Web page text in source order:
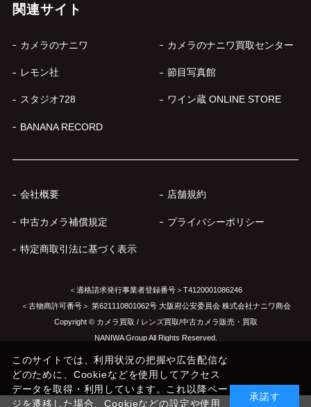
関連サイト
カメラのナニワ カメラのナニワ買取センター
レモン社 節目写真館
スタジオ728 ワイン蔵 ONLINE STORE
BANANA RECORD
会社概要 店舗規約
中古カメラ補償規定 プライバシーポリシー
特定商取引法に基づく表示
＜適格請求発行事業者登録番号＞T4120001086246
＜古物商許可番号＞ 第621110801062号 大阪府公安委員会 株式会社ナニワ商会
Copyright © カメラ買取 / レンズ買取/中古カメラ販売・買取
NANIWA Group All Rights Reserved.
このサイトでは、利用状況の把握や広告配信な
どのために、Cookieなどを使用してアクセス
データを取得・利用しています。これ以降ペー
ジを遷移した場合、Cookieなどの設定や使用
承諾す